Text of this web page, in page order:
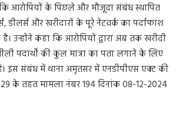
आरोपियों के पिछले और मौजूदा संबंध स्थापित
डीलर्स और खरीदारों के पूरे नेटवर्क का पर्दाफाश
उन्होंने कहा कि आरोपियों द्वारा अब तक खरीदी
पदार्थों की कुल मात्रा का पता लगाने के लिए
इस संबंध में थाना अमृतसर में एनडीपीएस एक्ट की
के तहत मामला नंबर 194 दिनांक 08-12-2024